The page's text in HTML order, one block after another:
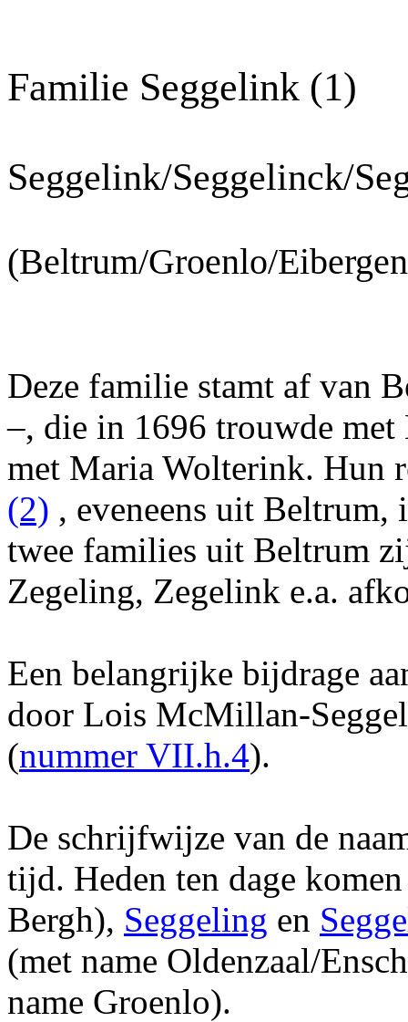
Familie Seggelink (1)
Seggelink/Seggelinck/
(Beltrum/Groenlo/
Deze familie stamt af van
–, die in 1696 trouwde
met Maria Wolterink. Hun
(2) , eveneens uit Beltrum,
twee families uit Beltrum
Zegeling, Zegelink e.a.
Een belangrijke bijdrage
door Lois McMillan-
(nummer VII.h.4).
De schrijfwijze van de
tijd. Heden ten dage
Bergh), Seggeling en
(met name Oldenzaal/
name Groenlo).